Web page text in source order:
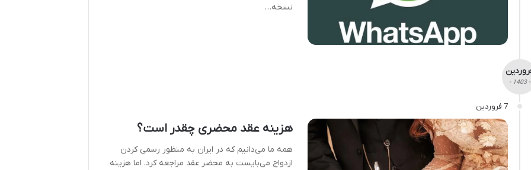
نسخه…
- 1403 -
7 فروردین
هزینه عقد محضری چقدر است؟
همه ما می‌دانیم که در ایران به منظور رسمی کردن
ازدواج می‌بایست به محضر عقد مراجعه کرد. اما هزینه